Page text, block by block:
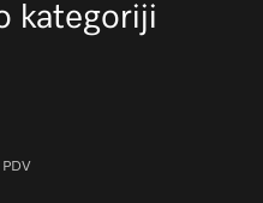
kategoriji